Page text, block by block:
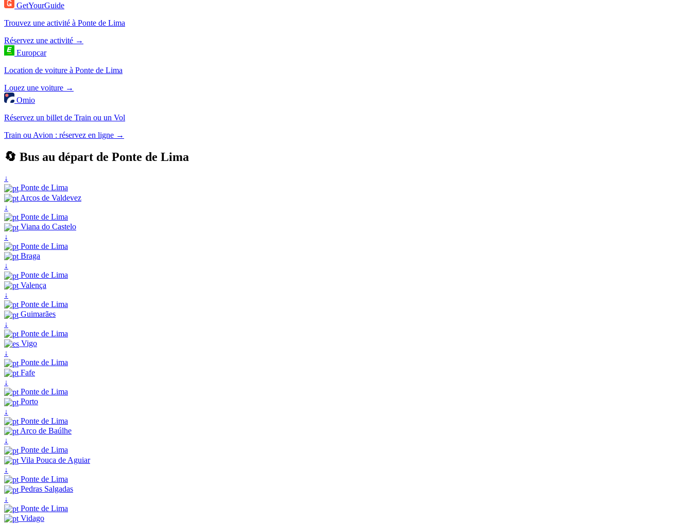
GetYourGuide
Trouvez une activité à Ponte de Lima
Réservez une activité →
Europcar
Location de voiture à Ponte de Lima
Louez une voiture →
Omio
Réservez un billet de Train ou un Vol
Train ou Avion : réservez en ligne →
🔄 Bus au départ de Ponte de Lima
↓
Ponte de Lima
Arcos de Valdevez
↓
Ponte de Lima
Viana do Castelo
↓
Ponte de Lima
Braga
↓
Ponte de Lima
Valença
↓
Ponte de Lima
Guimarães
↓
Ponte de Lima
Vigo
↓
Ponte de Lima
Fafe
↓
Ponte de Lima
Porto
↓
Ponte de Lima
Arco de Baúlhe
↓
Ponte de Lima
Vila Pouca de Aguiar
↓
Ponte de Lima
Pedras Salgadas
↓
Ponte de Lima
Vidago